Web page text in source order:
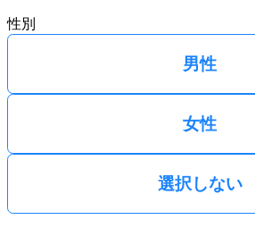
性別
男性
女性
選択しない